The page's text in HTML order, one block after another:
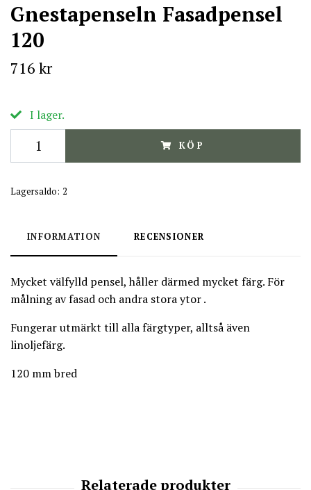
Gnestapenseln Fasadpensel
120
716 kr
I lager.
KÖP
Lagersaldo: 2
INFORMATION RECENSIONER
Mycket välfylld pensel, håller därmed mycket färg. För
målning av fasad och andra stora ytor .
Fungerar utmärkt till alla färgtyper, alltså även
linoljefärg.
120 mm bred